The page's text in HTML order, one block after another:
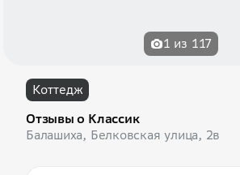
1 из 117
Коттедж
Отзывы о Классик
Балашиха, Белковская улица, 2в